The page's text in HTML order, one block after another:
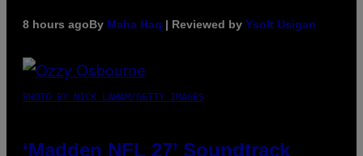
8 hours agoBy Maha Haq | Reviewed by Ysolt Usigan
PHOTO BY NICK LAHAM/GETTY IMAGES
‘Madden NFL 27’ Soundtrack